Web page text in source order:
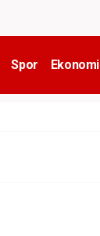
Spor Ekonomi